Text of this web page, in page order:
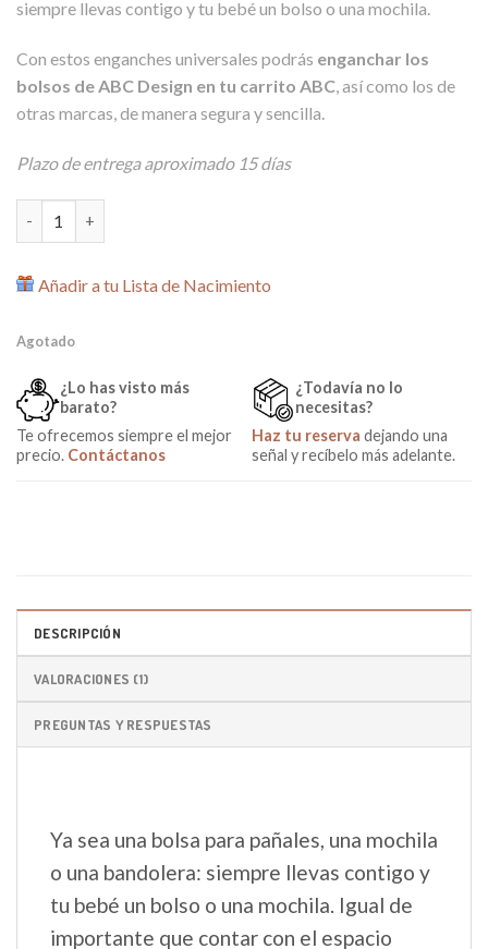
siempre llevas contigo y tu bebé un bolso o una mochila.
Con estos enganches universales podrás enganchar los
bolsos de ABC Design en tu carrito ABC, así como los de
otras marcas, de manera segura y sencilla.
Plazo de entrega aproximado 15 días
Añadir a tu Lista de Nacimiento
Agotado
¿Lo has visto más
barato?
Te ofrecemos siempre el mejor
precio. Contáctanos
¿Todavía no lo
necesitas?
Haz tu reserva dejando una
señal y recíbelo más adelante.
DESCRIPCIÓN
VALORACIONES (1)
PREGUNTAS Y RESPUESTAS
Ya sea una bolsa para pañales, una mochila
o una bandolera: siempre llevas contigo y
tu bebé un bolso o una mochila. Igual de
importante que contar con el espacio